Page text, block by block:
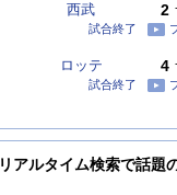
西武
試合終了
2
ロッテ
試合終了
4
リアルタイム検索で話題